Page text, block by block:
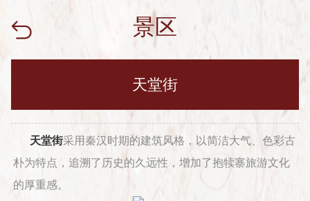
景区
天堂街
天堂街采用秦汉时期的建筑风格，以简洁大气、色彩古
朴为特点，追溯了历史的久远性，增加了抱犊寨旅游文化
的厚重感。